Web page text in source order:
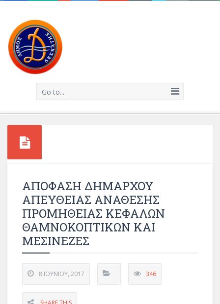
Go to...
ΑΠΟΦΑΣΗ ΔΗΜΑΡΧΟΥ
ΑΠΕΥΘΕΙΑΣ ΑΝΑΘΕΣΗΣ
ΠΡΟΜΗΘΕΙΑΣ ΚΕΦΑΛΩΝ
ΘΑΜΝΟΚΟΠΤΙΚΩΝ ΚΑΙ
ΜΕΣΙΝΕΖΕΣ
8 ΙΟΥΝΊΟΥ, 2017 346